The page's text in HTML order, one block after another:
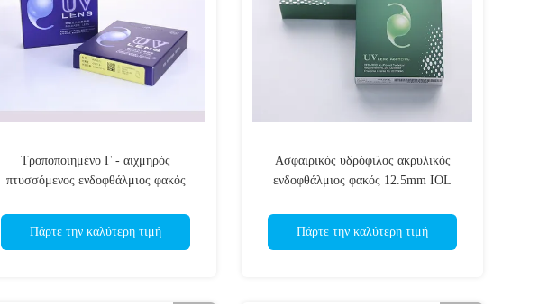
Τροποποιημένο Γ - αιχμηρός
πτυσσόμενος ενδοφθάλμιος φακός
Πάρτε την καλύτερη τιμή
Ασφαιρικός υδρόφιλος ακρυλικός
ενδοφθάλμιος φακός 12.5mm IOL
Πάρτε την καλύτερη τιμή